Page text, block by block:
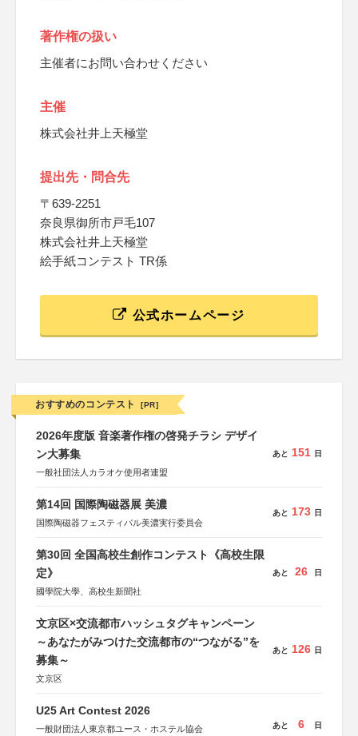
著作権の扱い
主催者にお問い合わせください
主催
株式会社井上天極堂
提出先・問合先
〒639-2251
奈良県御所市戸毛107
株式会社井上天極堂
絵手紙コンテスト TR係
公式ホームページ
おすすめのコンテスト [PR]
2026年度版 音楽著作権の啓発チラシ デザイ
ン大募集
一般社団法人カラオケ使用者連盟
あと 151 日
第14回 国際陶磁器展 美濃
国際陶磁器フェスティバル美濃実行委員会
あと 173 日
第30回 全国高校生創作コンテスト《高校生限
定》
國學院大學、高校生新聞社
あと 26 日
文京区×交流都市ハッシュタグキャンペーン
～あなたがみつけた交流都市の“つながる”を
募集～
文京区
あと 126 日
U25 Art Contest 2026
一般財団法人東京都ユース・ホステル協会 あと 6 日